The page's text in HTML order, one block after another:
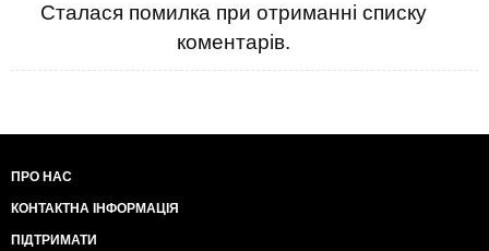
Сталася помилка при отриманні списку
коментарів.
ПРО НАС
КОНТАКТНА ІНФОРМАЦІЯ
ПІДТРИМАТИ